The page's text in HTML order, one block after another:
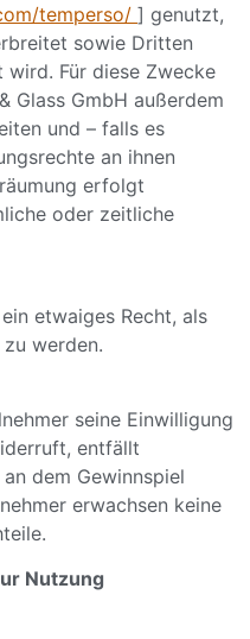
temperso/ ] genutzt,
sowie Dritten
Für diese Zwecke
Glass GmbH außerdem
und – falls es
an ihnen
erfolgt
oder zeitliche
etwaiges Recht, als
werden.
seine Einwilligung
entfällt
dem Gewinnspiel
erwachsen keine
Nutzung